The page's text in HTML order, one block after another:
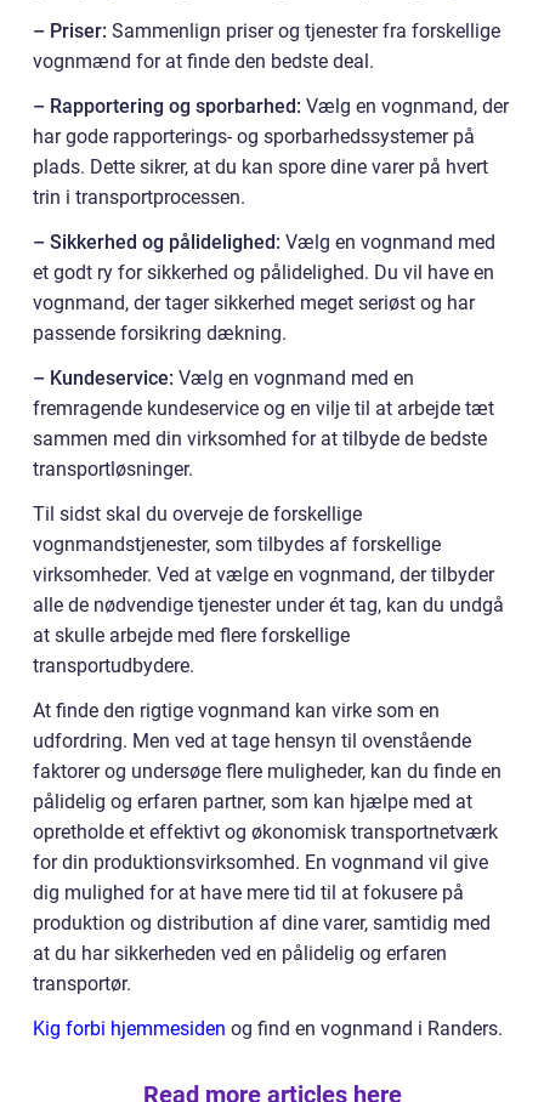
– Priser: Sammenlign priser og tjenester fra forskellige
vognmænd for at finde den bedste deal.
– Rapportering og sporbarhed: Vælg en vognmand, der
har gode rapporterings- og sporbarhedssystemer på
plads. Dette sikrer, at du kan spore dine varer på hvert
trin i transportprocessen.
– Sikkerhed og pålidelighed: Vælg en vognmand med
et godt ry for sikkerhed og pålidelighed. Du vil have en
vognmand, der tager sikkerhed meget seriøst og har
passende forsikring dækning.
– Kundeservice: Vælg en vognmand med en
fremragende kundeservice og en vilje til at arbejde tæt
sammen med din virksomhed for at tilbyde de bedste
transportløsninger.
Til sidst skal du overveje de forskellige
vognmandstjenester, som tilbydes af forskellige
virksomheder. Ved at vælge en vognmand, der tilbyder
alle de nødvendige tjenester under ét tag, kan du undgå
at skulle arbejde med flere forskellige
transportudbydere.
At finde den rigtige vognmand kan virke som en
udfordring. Men ved at tage hensyn til ovenstående
faktorer og undersøge flere muligheder, kan du finde en
pålidelig og erfaren partner, som kan hjælpe med at
opretholde et effektivt og økonomisk transportnetværk
for din produktionsvirksomhed. En vognmand vil give
dig mulighed for at have mere tid til at fokusere på
produktion og distribution af dine varer, samtidig med
at du har sikkerheden ved en pålidelig og erfaren
transportør.
Kig forbi hjemmesiden og find en vognmand i Randers.
Read more articles here